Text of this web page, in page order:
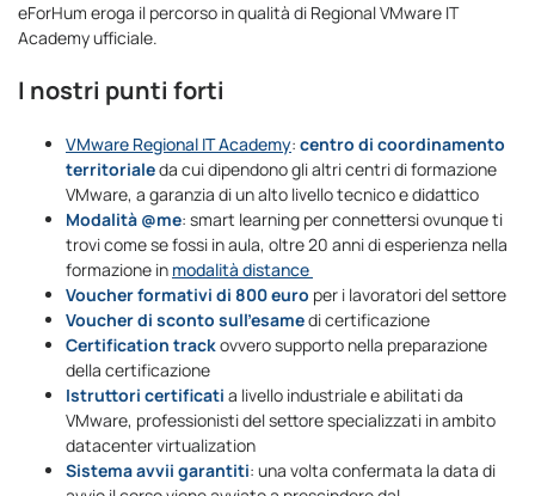
eForHum eroga il percorso in qualità di Regional VMware IT
Academy ufficiale.
I nostri punti forti
VMware Regional IT Academy: centro di coordinamento
territorialeda cui dipendono gli altri centri di formazione
VMware, a garanzia di un alto livello tecnico e didattico
Modalità @me: smart learning per connettersi ovunque ti
trovi come se fossi in aula, oltre 20 anni di esperienza nella
formazione in modalità distance
Voucher formativi di 800 euro per i lavoratori del settore
Voucher di sconto sull’esamedi certificazione
Certification trackovvero supporto nella preparazione
della certificazione
Istruttori certificati a livello industriale e abilitati da
VMware, professionisti del settore specializzati in ambito
datacenter virtualization
Sistema avvii garantiti: una volta confermata la data di